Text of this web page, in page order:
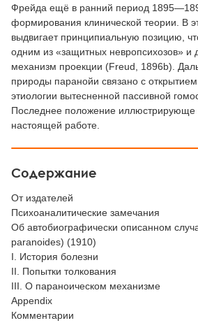
Фрейда ещё в ранний период
формирования клинической теории. В
выдвигает принципиальную позицию,
одним из «защитных невропсихозов» и
механизм проекции (Freud, 1896b).
природы паранойи связано с
этиологии вытесненной пассивной
Последнее положение иллюстрирующе
настоящей работе.
Содержание
От издателей
Психоаналитические замечания
Об автобиографически описанном
paranoides) (1910)
I. История болезни
II. Попытки толкования
III. О параноическом механизме
Appendix
Комментарии